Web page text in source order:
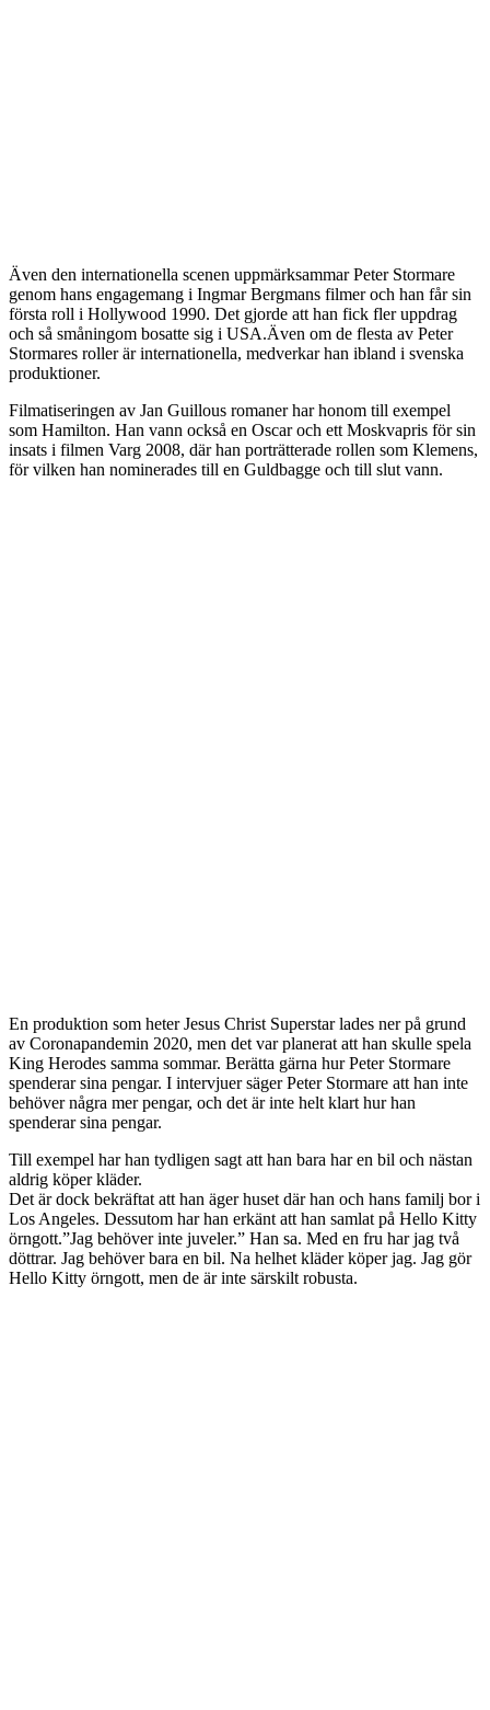
Även den internationella scenen uppmärksammar Peter Stormare
genom hans engagemang i Ingmar Bergmans filmer och han får sin
första roll i Hollywood 1990. Det gjorde att han fick fler uppdrag
och så småningom bosatte sig i USA.Även om de flesta av Peter
Stormares roller är internationella, medverkar han ibland i svenska
produktioner.
Filmatiseringen av Jan Guillous romaner har honom till exempel
som Hamilton. Han vann också en Oscar och ett Moskvapris för sin
insats i filmen Varg 2008, där han porträtterade rollen som Klemens,
för vilken han nominerades till en Guldbagge och till slut vann.
En produktion som heter Jesus Christ Superstar lades ner på grund
av Coronapandemin 2020, men det var planerat att han skulle spela
King Herodes samma sommar. Berätta gärna hur Peter Stormare
spenderar sina pengar. I intervjuer säger Peter Stormare att han inte
behöver några mer pengar, och det är inte helt klart hur han
spenderar sina pengar.
Till exempel har han tydligen sagt att han bara har en bil och nästan
aldrig köper kläder.
Det är dock bekräftat att han äger huset där han och hans familj bor i
Los Angeles. Dessutom har han erkänt att han samlat på Hello Kitty
örngott.”Jag behöver inte juveler.” Han sa. Med en fru har jag två
döttrar. Jag behöver bara en bil. Na helhet kläder köper jag. Jag gör
Hello Kitty örngott, men de är inte särskilt robusta.